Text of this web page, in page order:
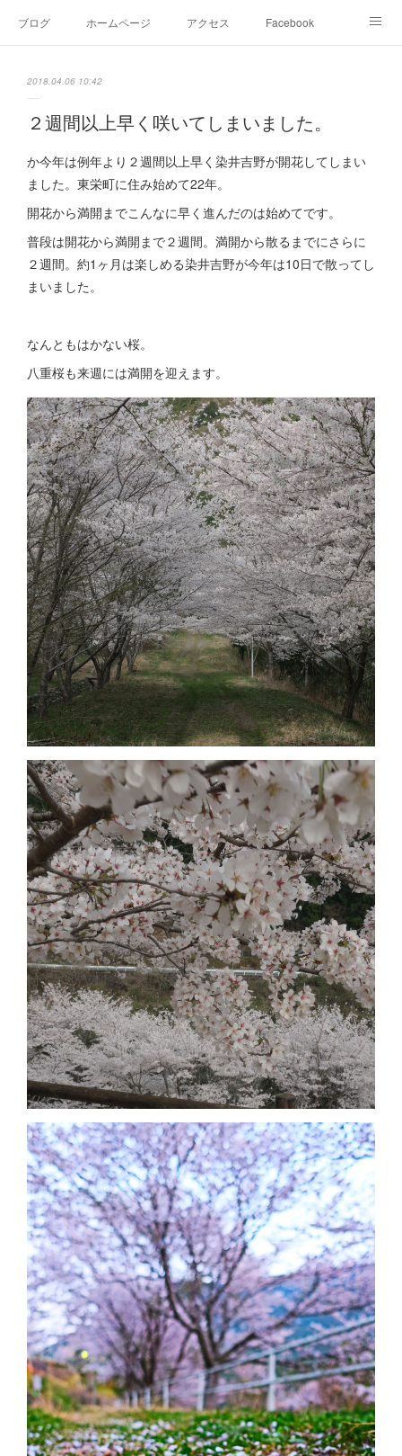
ブログ ホームページ アクセス Facebook
2018.04.06 10:42
２週間以上早く咲いてしまいました。
か今年は例年より２週間以上早く染井吉野が開花してしまい
ました。東栄町に住み始めて22年。
開花から満開までこんなに早く進んだのは始めてです。
普段は開花から満開まで２週間。満開から散るまでにさらに
２週間。約1ヶ月は楽しめる染井吉野が今年は10日で散ってし
まいました。
なんともはかない桜。
八重桜も来週には満開を迎えます。